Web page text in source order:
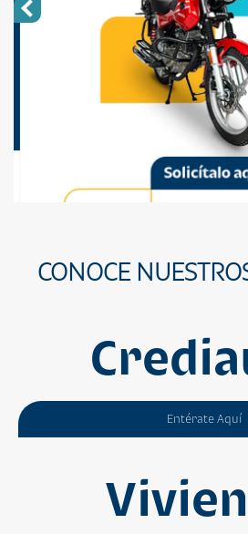
CONOCE
Entérate Aquí